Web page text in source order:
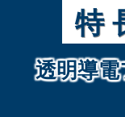
特
透明導